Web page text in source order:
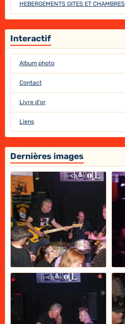
HEBERGEMENTS GITES ET CHAMBRES
Interactif
Album photo
Contact
Livre d'or
Liens
Dernières images